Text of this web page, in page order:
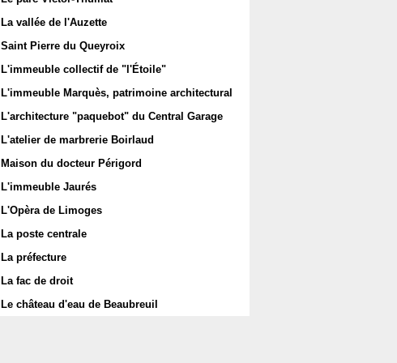
La vallée de l'Auzette
Saint Pierre du Queyroix
L'immeuble collectif de "l'Étoile"
L'immeuble Marquès, patrimoine architectural
L'architecture "paquebot" du Central Garage
L'atelier de marbrerie Boirlaud
Maison du docteur Périgord
L'immeuble Jaurés
L'Opèra de Limoges
La poste centrale
La préfecture
La fac de droit
Le château d'eau de Beaubreuil